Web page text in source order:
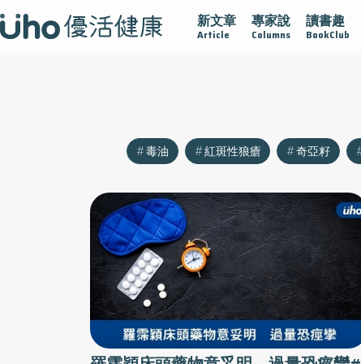
新文章
Article
專家說
Columns
讀書趣
BookClub
黏 守護腺在 疫情保衛戰 再生醫學 愛的未來視
毒油 紅斑性狼瘡 奇亞籽